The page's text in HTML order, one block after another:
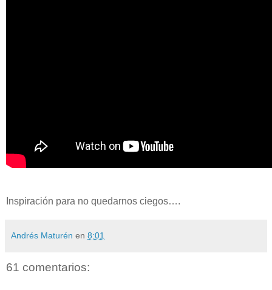
Inspiración para no quedarnos ciegos….
Andrés Maturén en 8:01
61 comentarios: